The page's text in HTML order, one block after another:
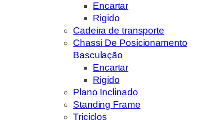
Encartar
Rigido
Cadeira de transporte
Chassi De Posicionamento
Basculação
Encartar
Rigido
Plano Inclinado
Standing Frame
Triciclos